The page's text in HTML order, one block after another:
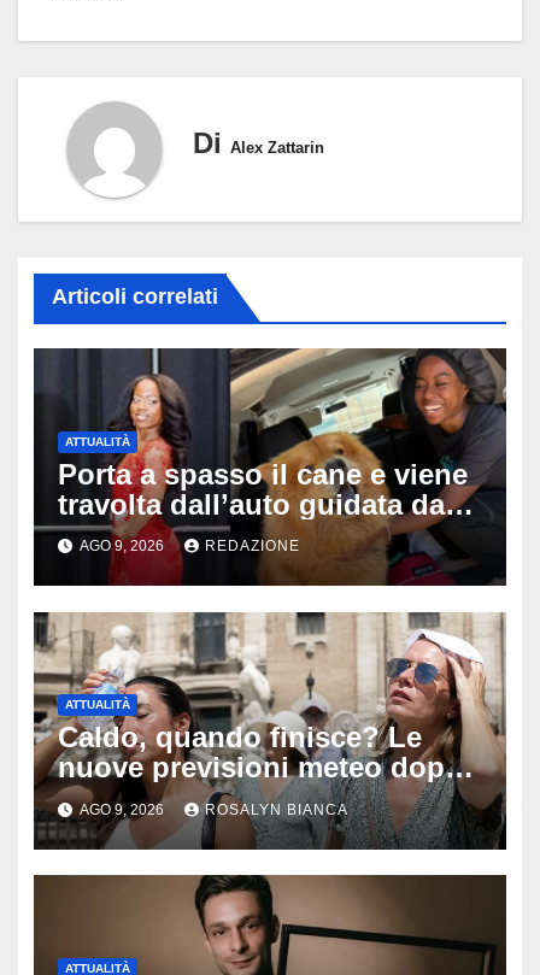
Di Alex Zattarin
Articoli correlati
ATTUALITÀ
Porta a spasso il cane e viene
travolta dall’auto guidata da
due bambini di 4 e 6 anni: l’ex
miss Kiara Bowling lotta tra la
vita e la morte
AGO 9, 2026 REDAZIONE
ATTUALITÀ
Caldo, quando finisce? Le
nuove previsioni meteo dopo
Ferragosto: ecco quando
potrebbe arrivare la svolta
AGO 9, 2026 ROSALYN BIANCA
ATTUALITÀ